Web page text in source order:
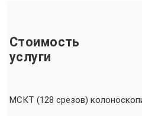
Стоимость
услуги
МСКТ (128 срезов)